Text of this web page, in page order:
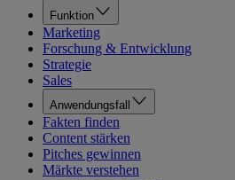
Funktion
Marketing
Forschung & Entwicklung
Strategie
Sales
Anwendungsfall
Fakten finden
Content stärken
Pitches gewinnen
Märkte verstehen